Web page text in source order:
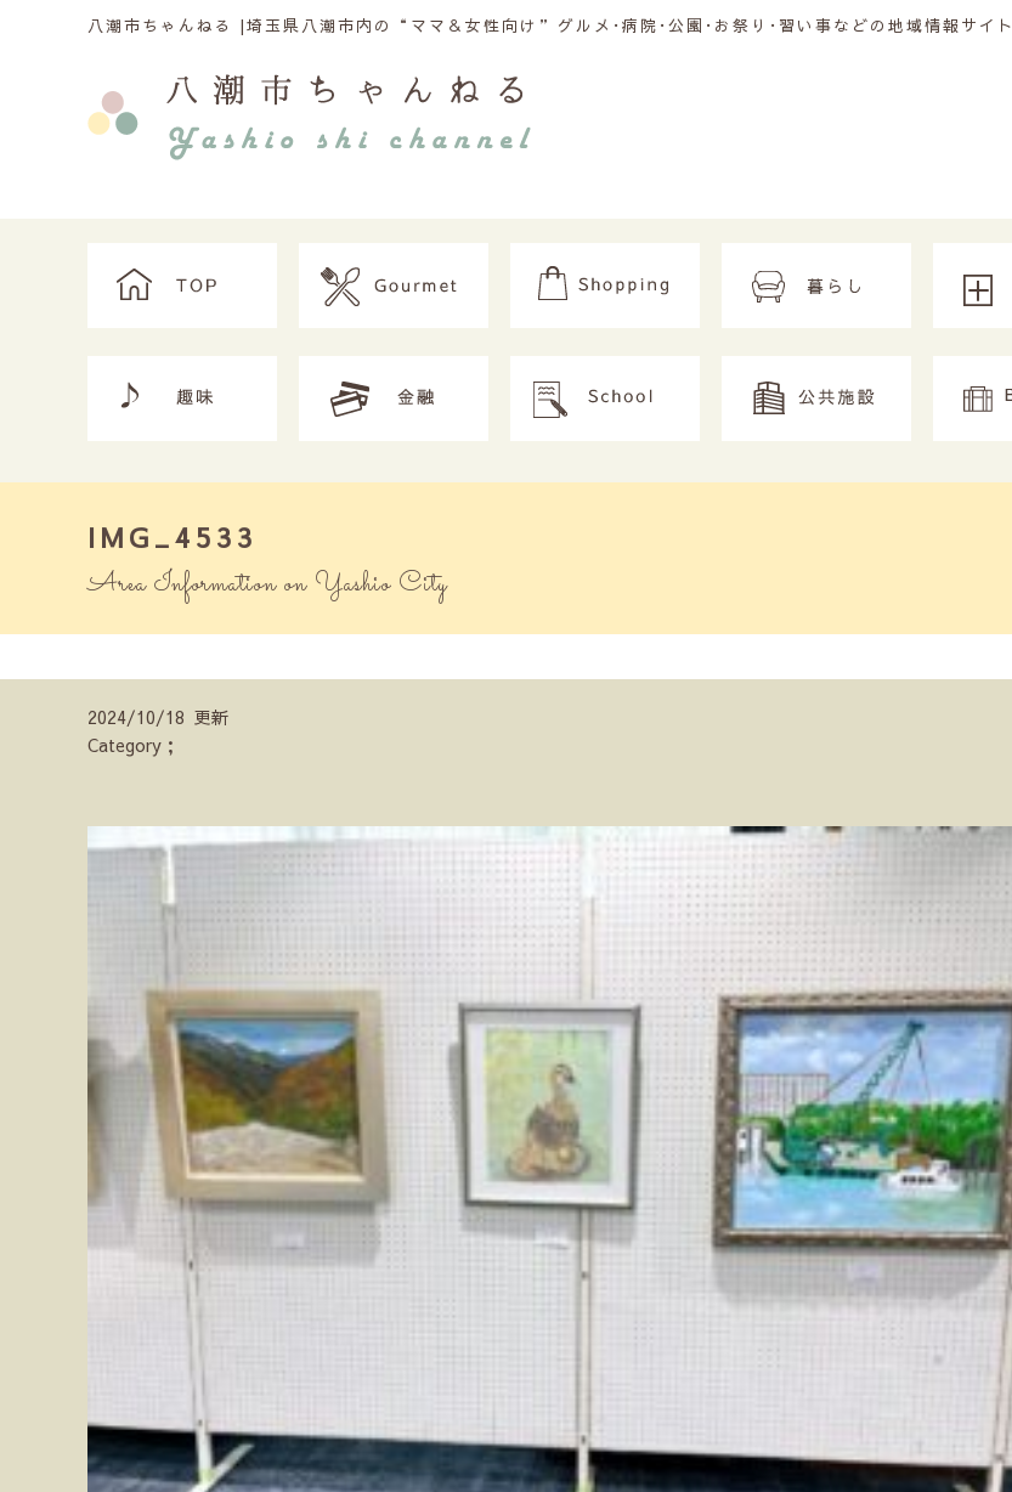
八潮市ちゃんねる |埼玉県八潮市内の“ママ＆女性向け”グルメ･病院･公園･お祭り･習い事などの地域情報サイト
IMG_4533
Area Information on Yashio City
2024/10/18 更新
Category；